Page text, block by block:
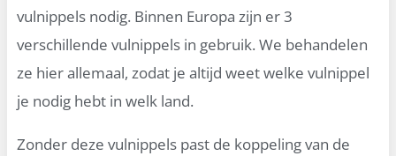
vulnippels nodig. Binnen Europa zijn er 3
verschillende vulnippels in gebruik. We behandelen
ze hier allemaal, zodat je altijd weet welke vulnippel
je nodig hebt in welk land.
Zonder deze vulnippels past de koppeling van de